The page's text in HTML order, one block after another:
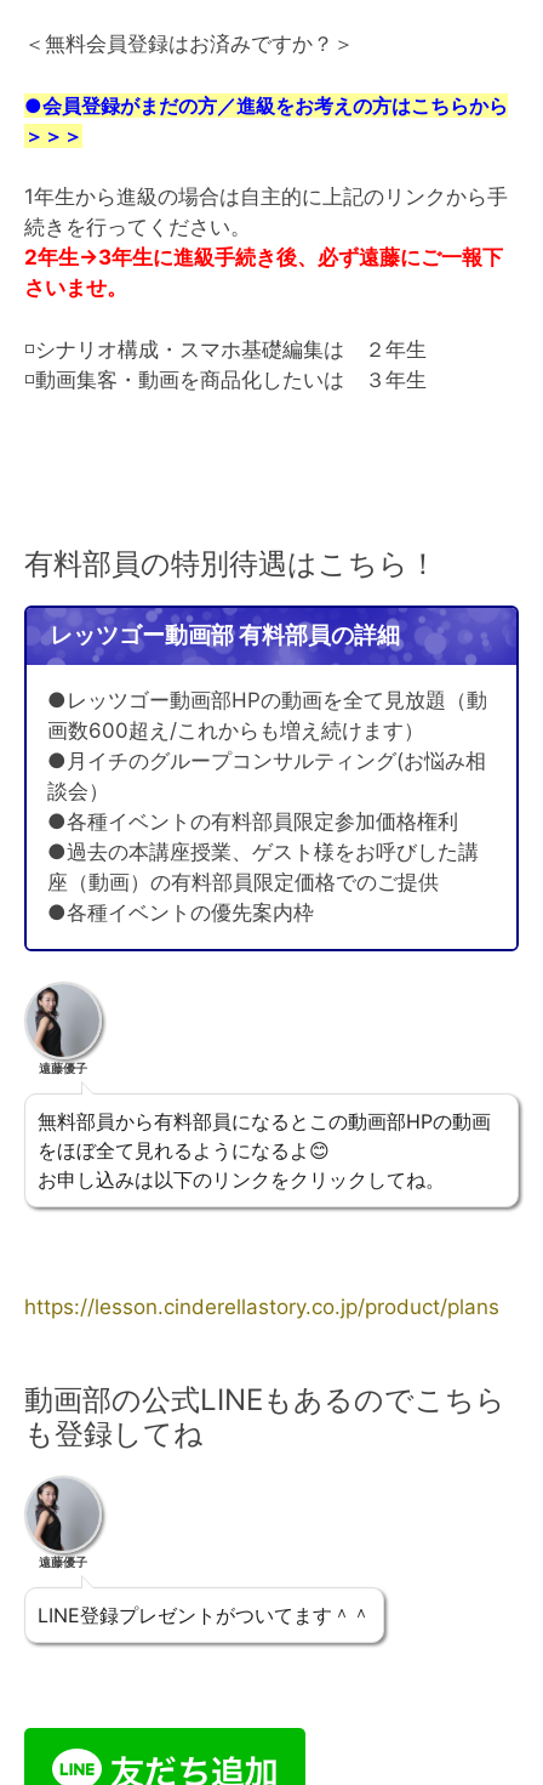
＜無料会員登録はお済みですか？＞
●会員登録がまだの方／進級をお考えの方はこちらから
＞＞＞
1年生から進級の場合は自主的に上記のリンクから手
続きを行ってください。
2年生→3年生に進級手続き後、必ず遠藤にご一報下
さいませ。
◽️シナリオ構成・スマホ基礎編集は ２年生
◽️動画集客・動画を商品化したいは ３年生
有料部員の特別待遇はこちら！
レッツゴー動画部 有料部員の詳細
●レッツゴー動画部HPの動画を全て見放題（動
画数600超え/これからも増え続けます）
●月イチのグループコンサルティング(お悩み相
談会）
●各種イベントの有料部員限定参加価格権利
●過去の本講座授業、ゲスト様をお呼びした講
座（動画）の有料部員限定価格でのご提供
●各種イベントの優先案内枠
遠藤優子
無料部員から有料部員になるとこの動画部HPの動画
をほぼ全て見れるようになるよ😊
お申し込みは以下のリンクをクリックしてね。
https://lesson.cinderellastory.co.jp/product/plans
動画部の公式LINEもあるのでこちら
も登録してね
遠藤優子
LINE登録プレゼントがついてます＾＾